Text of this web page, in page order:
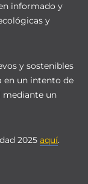
informado y
y
y sostenibles
en un intento de
mediante un
2025 aquí.